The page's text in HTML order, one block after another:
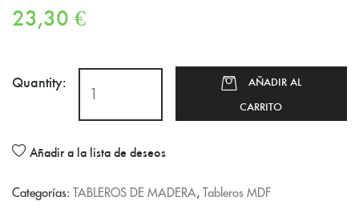
23,30 €
Quantity:
AÑADIR AL
CARRITO
Añadir a la lista de deseos
Categorías: TABLEROS DE MADERA, Tableros MDF